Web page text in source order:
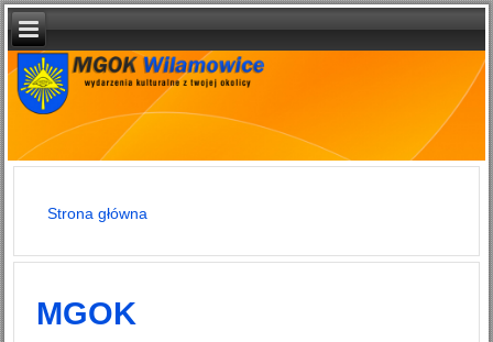
Jesteś tutaj
Strona główna
MGOK